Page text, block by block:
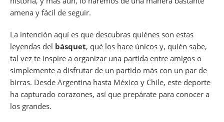
amena y fácil de seguir.
La intención aquí es que descubras quiénes son estas
leyendas del básquet, qué los hace únicos y, quién sabe,
tal vez te inspire a organizar una partida entre amigos o
simplemente a disfrutar de un partido más con un par de
birras. Desde Argentina hasta México y Chile, este deporte
ha capturado corazones, así que prepárate para conocer a
los grandes.